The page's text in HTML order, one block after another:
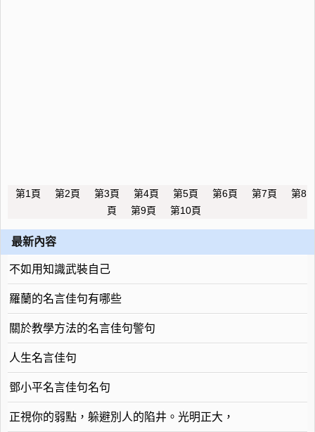
第1頁 第2頁 第3頁 第4頁 第5頁 第6頁 第7頁
第8
頁
第9頁 第10頁
最新內容
不如用知識武裝自己
羅蘭的名言佳句有哪些
關於教學方法的名言佳句警句
人生名言佳句
鄧小平名言佳句名句
正視你的弱點，躲避別人的陷井。光明正大，